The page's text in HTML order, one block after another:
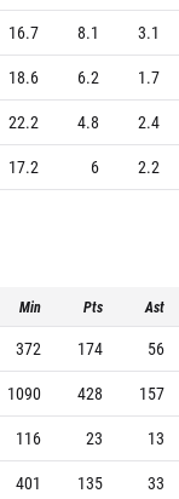
16.7 8.1
3.1
18.6 6.2
1.7
22.2 4.8
2.4
17.2 6 2.2
Min Pts Ast
372 174
56
1090 428
157
116 23
13
401 135
33